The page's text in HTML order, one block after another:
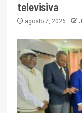
televisiva
agosto 7, 2026